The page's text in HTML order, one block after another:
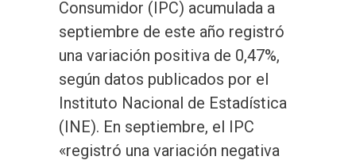
Consumidor (IPC) acumulada a
septiembre de este año registró
una variación positiva de 0,47%,
según datos publicados por el
Instituto Nacional de Estadística
(INE). En septiembre, el IPC
«registró una variación negativa